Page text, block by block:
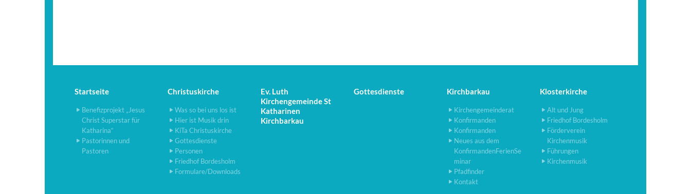
Startseite
Benefizprojekt „Jesus
Christ Superstar für
Katharina“
Pastorinnen und
Pastoren
Christuskirche
Was so bei uns los ist
Hier ist Musik drin
KiTa Christuskirche
Gottesdienste
Personen
Friedhof Bordesholm
Formulare/Downloads
Ev. Luth
Kirchengemeinde St
Katharinen
Kirchbarkau
Gottesdienste Kirchbarkau
Kirchengemeinderat
Konfirmanden
Konfirmanden
Neues aus dem
KonfirmandenFerienSe
minar
Pfadfinder
Kontakt
Klosterkirche
Alt und Jung
Friedhof Bordesholm
Förderverein
Kirchenmusik
Führungen
Kirchenmusik